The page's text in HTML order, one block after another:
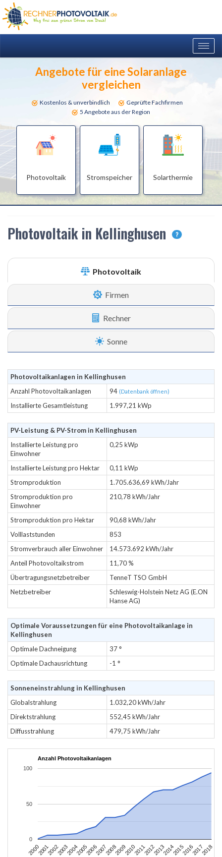
Angebote für eine Solaranlage
vergleichen
Kostenlos & unverbindlich
Geprüfte Fachfirmen
5 Angebote aus der Region
Photovoltaik Stromspeicher Solarthermie
Photovoltaik in Kellinghusen ?
Photovoltaik
Firmen
Rechner
Sonne
Photovoltaikanlagen in Kellinghusen
Anzahl Photovoltaikanlagen
94 (Datenbank öffnen)
Installierte Gesamtleistung 1.997,21 kWp
PV-Leistung & PV-Strom in Kellinghusen
Installierte Leistung pro
Einwohner
0,25 kWp
Installierte Leistung pro Hektar
0,11 kWp
Stromproduktion
1.705.636,69 kWh/Jahr
Stromproduktion pro
Einwohner
210,78 kWh/Jahr
Stromproduktion pro Hektar
90,68 kWh/Jahr
Volllaststunden
853
Stromverbrauch aller Einwohner
14.573.692 kWh/Jahr
Anteil Photovoltaikstrom
11,70 %
Übertragungsnetzbetreiber
TenneT TSO GmbH
Netzbetreiber
Schleswig-Holstein Netz AG (E.ON
Hanse AG)
Optimale Voraussetzungen für eine Photovoltaikanlage in
Kellinghusen
Optimale Dachneigung
37 °
Optimale Dachausrichtung
-1 °
Sonneneinstrahlung in Kellinghusen
Globalstrahlung
1.032,20 kWh/Jahr
Direktstrahlung
552,45 kWh/Jahr
Diffusstrahlung
479,75 kWh/Jahr
Anzahl Photovoltaikanlagen
2000200120022003200420052006200720082009201020112012201320142015201620172018
0
50
100